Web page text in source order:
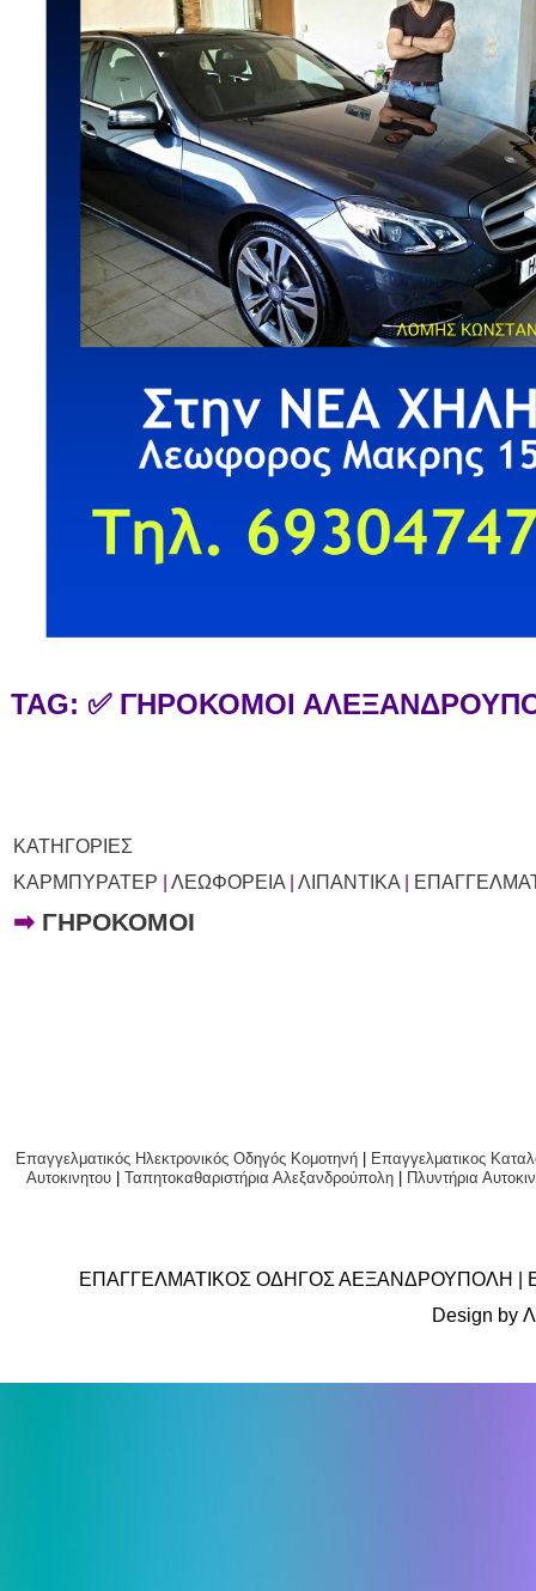
TAG: ✅ ΓΗΡΟΚΟΜΟΙ
ΚΑΤΗΓΟΡΙΕΣ
ΚΑΡΜΠΥΡΑΤΕΡ
ΛΕΩΦΟΡΕΙΑ ΛΙΠΑΝΤΙΚΑ
➡ ΓΗΡΟΚΟΜΟΙ
ΕΠΑΓΓΕΛΜΑΤΙΚΟΣ ΟΔΗΓΟΣ ΑΕΞΑΝΔΡΟΥΠΟΛΗ
Design by
Επαγγελματικός Ηλεκτρονικός Οδηγός Κομοτηνή
Επαγγελματικος
Αυτοκινητου |Ταπητοκαθαριστήρια Αλεξανδρούπολη Πλυντήρια